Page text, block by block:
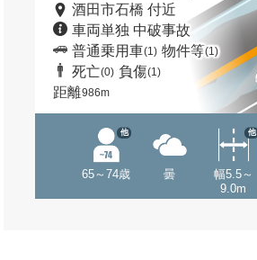
酒田市石橋 付近
車両単独 中破事故
普通乗用車(1) 物件等(1)
死亡(0) 負傷(1)
距離986m
65～74歳
他
曇
幅5.5～
9.0m
他